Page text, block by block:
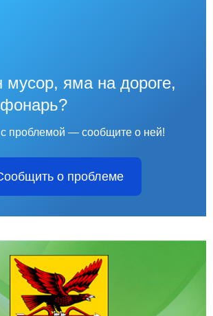
мусор, яма на дороге,
фонарь?
с проблемой — сообщите о ней!
о проблеме